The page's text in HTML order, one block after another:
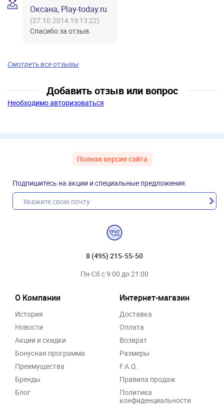
Оксана, Play-today.ru
(27.10.2014 19:13:22)
Спасибо за отзыв.
Смотреть все отзывы
Добавить отзыв или вопрос
Необходимо авторизоваться
Полная версия сайта
Подпишитесь на акции и специальные предложения:
8 (495) 215-55-50
Пн-Сб с 9:00 до 21:00
О Компании
История
Новости
Акции и скидки
Бонусная программа
Преимущества
Бренды
Блог
Интернет-магазин
Доставка
Оплата
Возврат
Размеры
F.A.Q.
Правила продаж
Политика
конфиденциальности